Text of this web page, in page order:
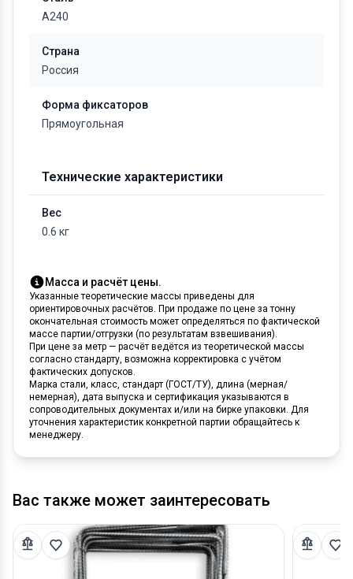
А240
Страна
Россия
Форма фиксаторов
Прямоугольная
Технические характеристики
Вес
0.6 кг
Масса и расчёт цены.
Указанные теоретические массы приведены для
ориентировочных расчётов. При продаже по цене за тонну
окончательная стоимость может определяться по фактической
массе партии/отгрузки (по результатам взвешивания).
При цене за метр — расчёт ведётся из теоретической массы
согласно стандарту, возможна корректировка с учётом
фактических допусков.
Марка стали, класс, стандарт (ГОСТ/ТУ), длина (мерная/
немерная), дата выпуска и сертификация указываются в
сопроводительных документах и/или на бирке упаковки. Для
уточнения характеристик конкретной партии обращайтесь к
менеджеру.
Вас также может заинтересовать